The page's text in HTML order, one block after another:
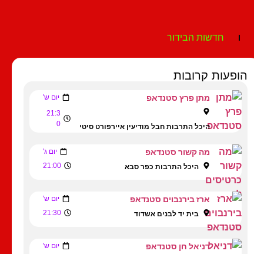
חדשות הבידור
הופעות קרובות
מתן פרץ סטנדאפ יום ש'
היכל התרבות חבל מודיעין איירפורט סיטי
21:3
0
מה קשור סטנדאפ יום ג'
היכל התרבות כפר סבא 21:00
ארז בירנבוים סטנדאפ יום ש'
בית יד לבנים אשדוד 21:30
דניאל חן סטנדאפ יום ש'